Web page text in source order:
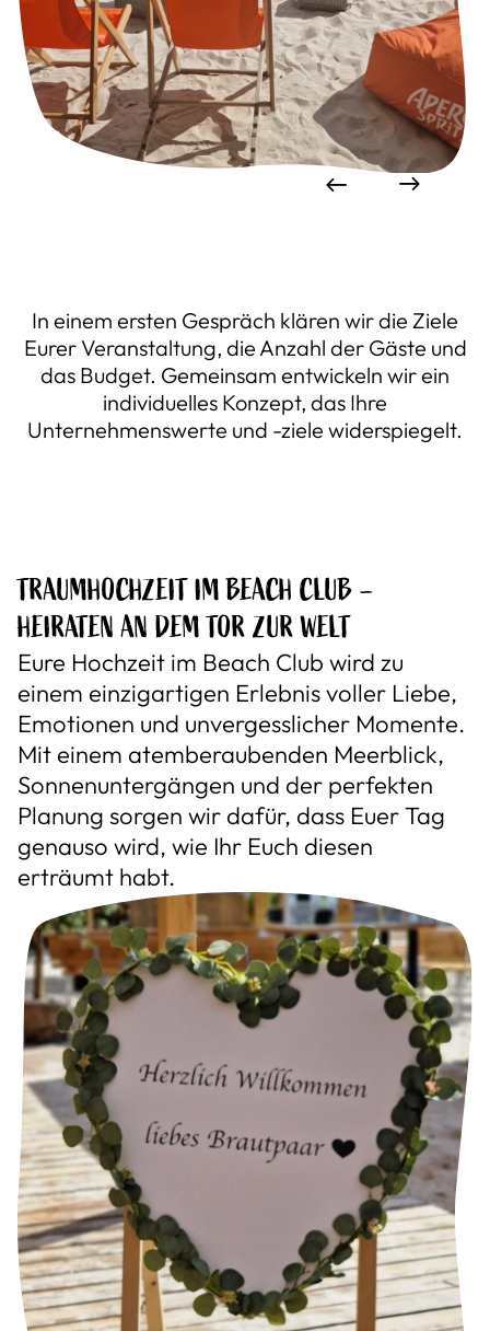
In einem ersten Gespräch klären wir die Ziele
Eurer Veranstaltung, die Anzahl der Gäste und
das Budget. Gemeinsam entwickeln wir ein
individuelles Konzept, das Ihre
Unternehmenswerte und -ziele widerspiegelt.
TRAUMHOCHZEIT IM BEACH CLUB –
HEIRATEN AN DEM TOR ZUR WELT
Eure Hochzeit im Beach Club wird zu
einem einzigartigen Erlebnis voller Liebe,
Emotionen und unvergesslicher Momente.
Mit einem atemberaubenden Meerblick,
Sonnenuntergängen und der perfekten
Planung sorgen wir dafür, dass Euer Tag
genauso wird, wie Ihr Euch diesen
erträumt habt.